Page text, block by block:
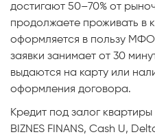
Кредит онлайн
Кредит для
Кредит для самозанятых
Кредитный калькулятор
достигают 50–70% от
продолжаете проживать в
оформляется в пользу
заявки занимает от 30
выдаются на карту или
оформления договора.
Кредит под залог
BIZNES FINANS, Cash U,